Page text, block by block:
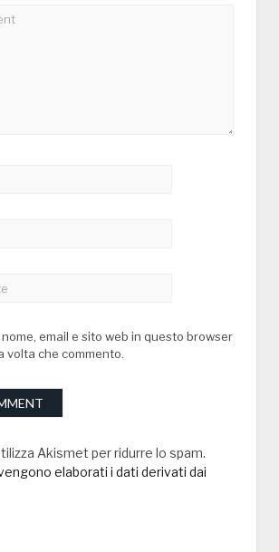
nome, email e sito web in questo browser
volta che commento.
Akismet per ridurre lo spam.
elaborati i dati derivati dai